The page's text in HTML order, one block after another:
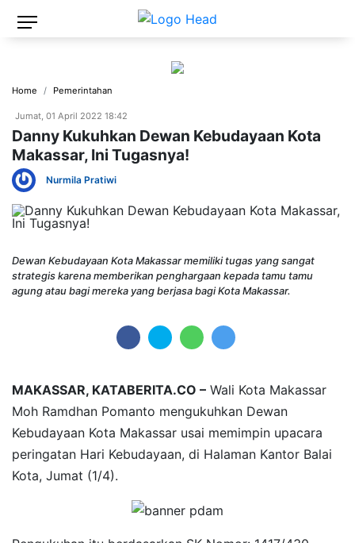
Home Pemerintahan
Jumat, 01 April 2022 18:42
Danny Kukuhkan Dewan Kebudayaan Kota
Makassar, Ini Tugasnya!
Nurmila Pratiwi
Dewan Kebudayaan Kota Makassar memiliki tugas yang sangat
strategis karena memberikan penghargaan kepada tamu tamu
agung atau bagi mereka yang berjasa bagi Kota Makassar.
MAKASSAR, KATABERITA.CO – Wali Kota Makassar
Moh Ramdhan Pomanto mengukuhkan Dewan
Kebudayaan Kota Makassar usai memimpin upacara
peringatan Hari Kebudayaan, di Halaman Kantor Balai
Kota, Jumat (1/4).